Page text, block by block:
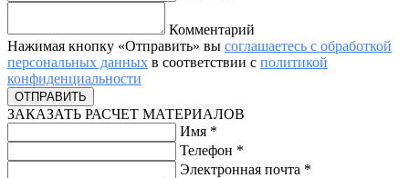
Комментарий
Нажимая кнопку «Отправить» вы соглашаетесь с обработкой
персональных данных в соответствии с политикой
конфиденциальности
ЗАКАЗАТЬ РАСЧЕТ МАТЕРИАЛОВ
Имя *
Телефон *
Электронная почта *